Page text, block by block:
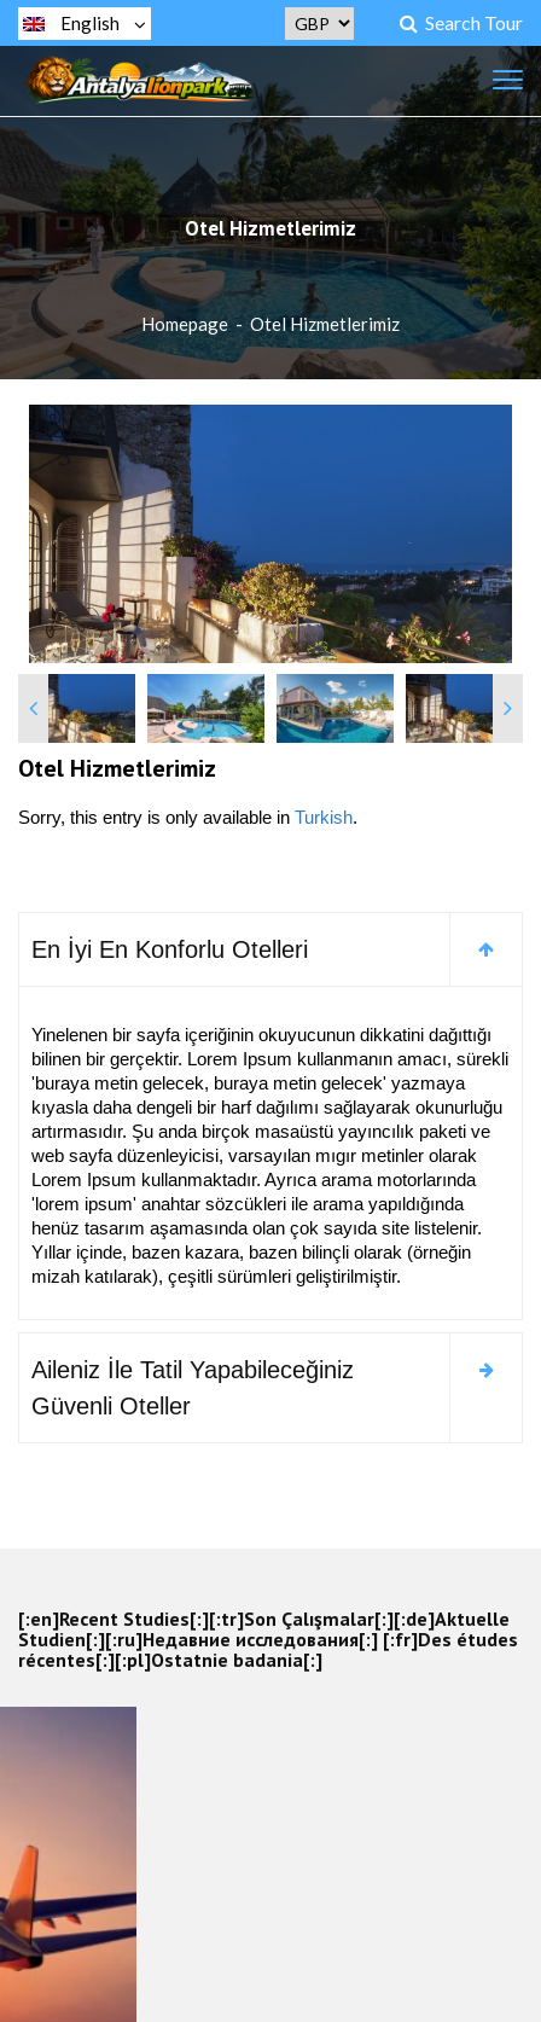
Search Tour
English
Otel Hizmetlerimiz
Homepage - Otel Hizmetlerimiz
Otel Hizmetlerimiz
Sorry, this entry is only available in Turkish.
En İyi En Konforlu Otelleri
Yinelenen bir sayfa içeriğinin okuyucunun dikkatini dağıttığı
bilinen bir gerçektir. Lorem Ipsum kullanmanın amacı, sürekli
'buraya metin gelecek, buraya metin gelecek' yazmaya
kıyasla daha dengeli bir harf dağılımı sağlayarak okunurluğu
artırmasıdır. Şu anda birçok masaüstü yayıncılık paketi ve
web sayfa düzenleyicisi, varsayılan mıgır metinler olarak
Lorem Ipsum kullanmaktadır. Ayrıca arama motorlarında
'lorem ipsum' anahtar sözcükleri ile arama yapıldığında
henüz tasarım aşamasında olan çok sayıda site listelenir.
Yıllar içinde, bazen kazara, bazen bilinçli olarak (örneğin
mizah katılarak), çeşitli sürümleri geliştirilmiştir.
Aileniz İle Tatil Yapabileceğiniz
Güvenli Oteller
[:en]Recent Studies[:][:tr]Son Çalışmalar[:][:de]Aktuelle
Studien[:][:ru]Недавние исследования[:] [:fr]Des études
récentes[:][:pl]Ostatnie badania[:]